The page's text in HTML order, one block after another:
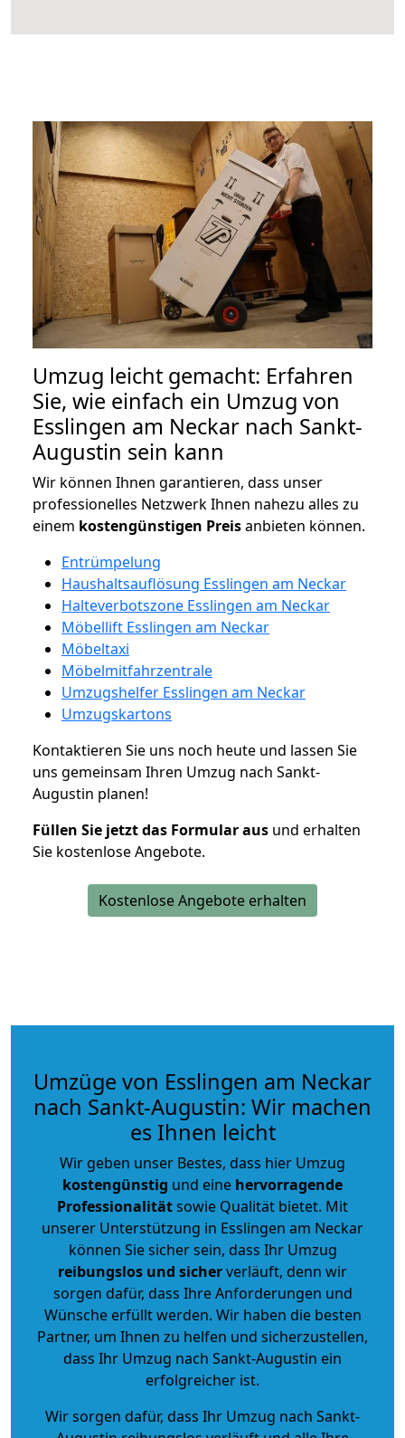
Umzug leicht gemacht: Erfahren
Sie, wie einfach ein Umzug von
Esslingen am Neckar nach Sankt-
Augustin sein kann
Wir können Ihnen garantieren, dass unser
professionelles Netzwerk Ihnen nahezu alles zu
einem kostengünstigen Preisanbieten können.
Entrümpelung
Haushaltsauflösung Esslingen am Neckar
Halteverbotszone Esslingen am Neckar
Möbellift Esslingen am Neckar
Möbeltaxi
Möbelmitfahrzentrale
Umzugshelfer Esslingen am Neckar
Umzugskartons
Kontaktieren Sie uns noch heute und lassen Sie
uns gemeinsam Ihren Umzug nach Sankt-
Augustin planen!
Füllen Sie jetzt das Formular aus und erhalten
Sie kostenlose Angebote.
Kostenlose Angebote erhalten
Umzüge von Esslingen am Neckar
nach Sankt-Augustin: Wir machen
es Ihnen leicht
Wir geben unser Bestes, dass hier Umzug
kostengünstig und eine hervorragende
Professionalitätsowie Qualität bietet. Mit
unserer Unterstützung in Esslingen am Neckar
können Sie sicher sein, dass Ihr Umzug
reibungslos und sicherverläuft, denn wir
sorgen dafür, dass Ihre Anforderungen und
Wünsche erfüllt werden. Wir haben die besten
Partner, um Ihnen zu helfen und sicherzustellen,
dass Ihr Umzug nach Sankt-Augustin ein
erfolgreicher ist.
Wir sorgen dafür, dass Ihr Umzug nach Sankt-